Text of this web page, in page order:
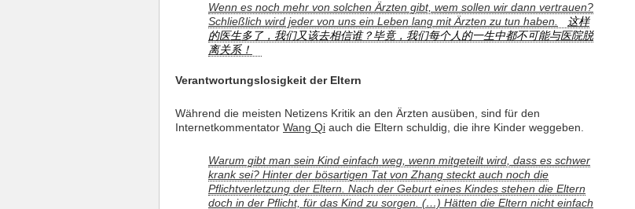
Wenn es noch mehr von solchen Ärzten gibt, wem sollen wir dann vertrauen?
Schließlich wird jeder von uns ein Leben lang mit Ärzten zu tun haben.
这样
的医生多了，我们又该去相信谁？毕竟，我们每个人的一生中都不可能与医院脱
离关系！
Verantwortungslosigkeit der Eltern
Während die meisten Netizens Kritik an den Ärzten ausüben, sind für den
Internetkommentator Wang Qi auch die Eltern schuldig, die ihre Kinder weggeben.
Warum gibt man sein Kind einfach weg, wenn mitgeteilt wird, dass es schwer
krank sei? Hinter der bösartigen Tat von Zhang steckt auch noch die
Pflichtverletzung der Eltern. Nach der Geburt eines Kindes stehen die Eltern
doch in der Pflicht, für das Kind zu sorgen. (…) Hätten die Eltern nicht einfach